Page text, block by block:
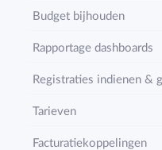
Budget bijhouden
Rapportage dashboards
Registraties indienen &
Tarieven
Facturatiekoppelingen